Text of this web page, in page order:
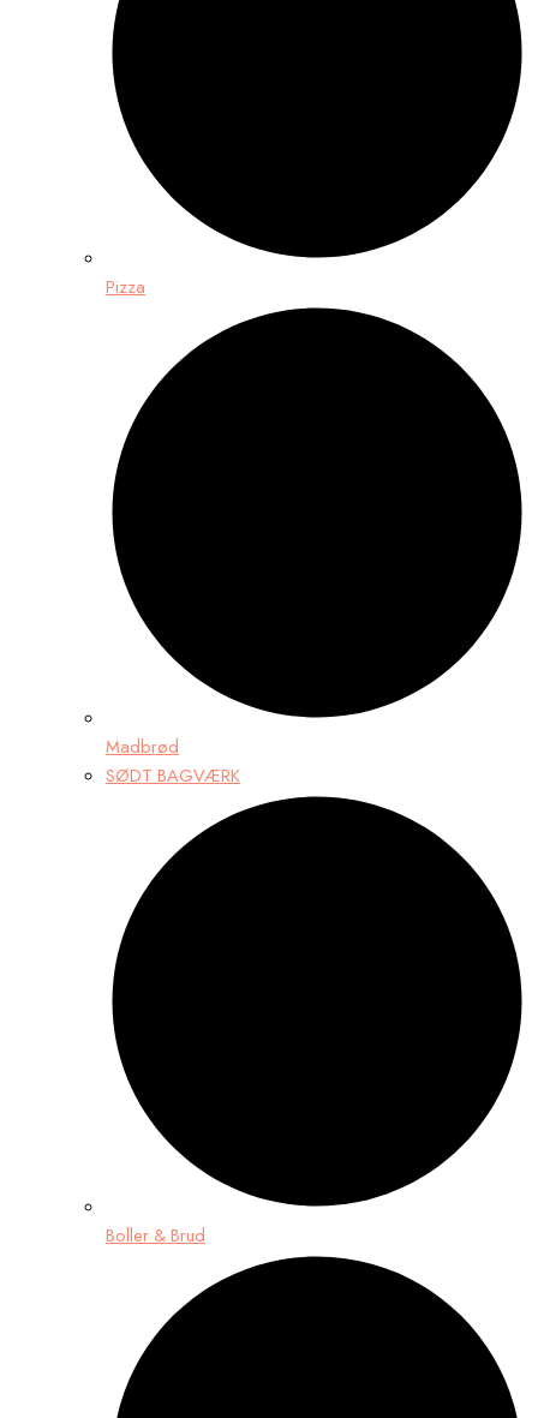
Pizza
Madbrød
SØDT BAGVÆRK
Boller & Brud